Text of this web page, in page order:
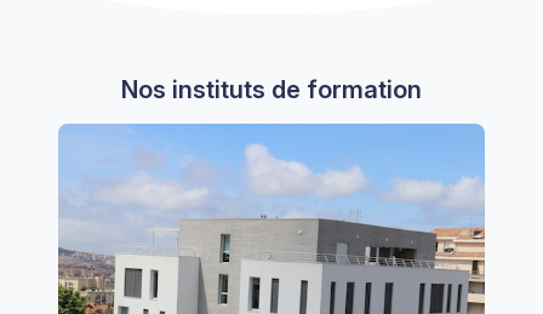
Nos instituts de formation